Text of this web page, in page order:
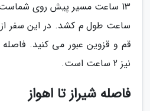
ساعت طول م کشد. در این سفر از
قم و قزوین عبور می کنید. فاصله
نیز 2 ساعت است.
فاصله شیراز تا اهواز